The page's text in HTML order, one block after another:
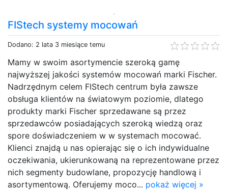
FIStech systemy mocowań
Dodano: 2 lata 3 miesiące temu
Mamy w swoim asortymencie szeroką gamę
najwyższej jakości systemów mocowań marki Fischer.
Nadrzędnym celem FIStech centrum była zawsze
obsługa klientów na światowym poziomie, dlatego
produkty marki Fischer sprzedawane są przez
sprzedawców posiadających szeroką wiedzą oraz
spore doświadczeniem w w systemach mocować.
Klienci znajdą u nas opierając się o ich indywidualne
oczekiwania, ukierunkowaną na reprezentowane przez
nich segmenty budowlane, propozycję handlową i
asortymentową. Oferujemy moco... pokaż więcej »